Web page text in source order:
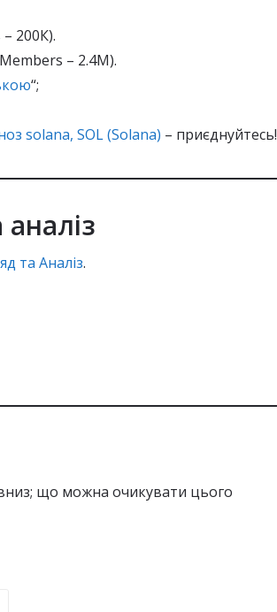
200К).
– 2.4M).
“;
solana, SOL (Solana) – приєднуйтесь!
та Аналіз.
що можна очикувати цього